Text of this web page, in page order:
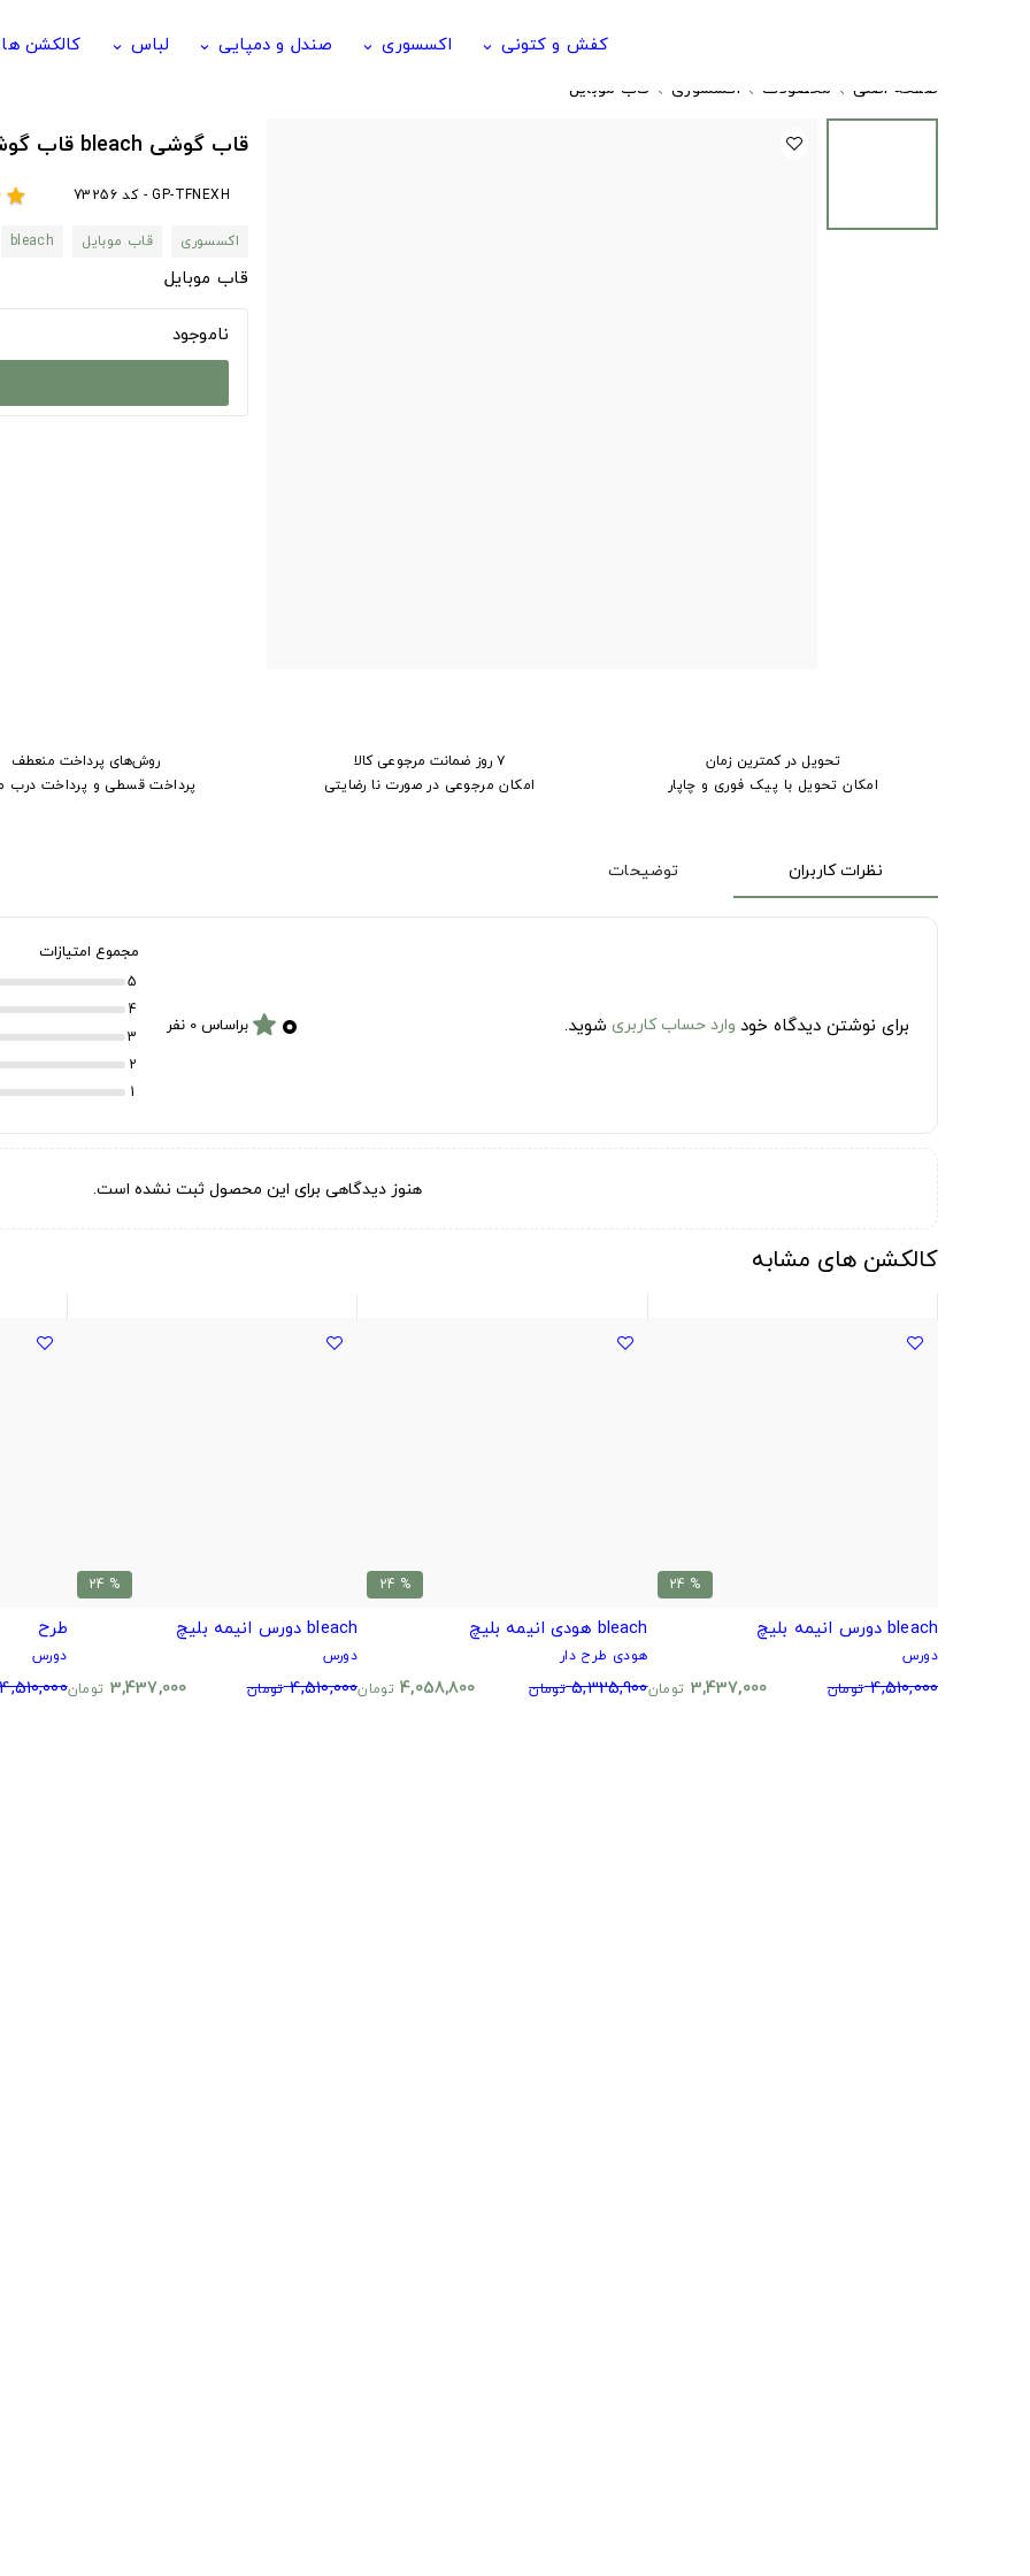
کفش و کتونی keyboard_arrow_down اکسسوری keyboard_arrow_down صندل و دمپایی keyboard_arrow_down لباس keyboard_arrow_down کالکشن ها
صفحه اصلی محصولات اکسسوری قاب موبایل
قاب گوشی bleach قاب گوشی انیمه بلیچ
GP-TFNEXH - کد 73256 star
اکسسوری
قاب موبایل bleach
قاب موبایل
ناموجود
تحویل در کمترین زمان
امکان تحویل با پیک فوری و چاپار
۷ روز ضمانت مرجوعی کالا
امکان مرجوعی در صورت نا رضایتی
روش‌های پرداخت منعطف
پرداخت قسطی و پرداخت درب
نظرات کاربران توضیحات
برای نوشتن دیدگاه خود وارد حساب کاربری شوید. ۰ starبراساس 0 نفر
مجموع امتیازات
5
4
3
2
1
هنوز دیدگاهی برای این محصول ثبت نشده است.
کالکشن های مشابه
% 24
bleach دورس انیمه بلیچ
دورس
4,510,000 تومان 3,437,000 تومان
% 24
bleach هودی انیمه بلیچ
هودی طرح دار
5,325,900 تومان 4,058,800 تومان
% 24
bleach دورس انیمه بلیچ
دورس
4,510,000 تومان 3,437,000 تومان
طرح
دورس
4,510,000